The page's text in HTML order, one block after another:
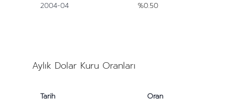
2004-04 %0.50
Aylık Dolar Kuru Oranları
Tarih Oran